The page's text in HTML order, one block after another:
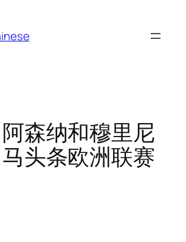
森纳和穆里尼
头条欧洲联赛